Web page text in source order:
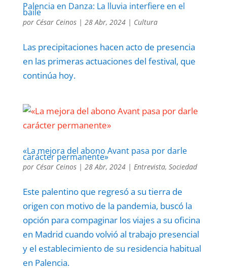
Palencia en Danza: La lluvia interfiere en el
baile
por César Ceinos| 28 Abr, 2024| Cultura
Las precipitaciones hacen acto de presencia
en las primeras actuaciones del festival, que
continúa hoy.
«La mejora del abono Avant pasa por darle
carácter permanente»
por César Ceinos| 28 Abr, 2024| Entrevista, Sociedad
Este palentino que regresó a su tierra de
origen con motivo de la pandemia, buscó la
opción para compaginar los viajes a su oficina
en Madrid cuando volvió al trabajo presencial
y el establecimiento de su residencia habitual
en Palencia.